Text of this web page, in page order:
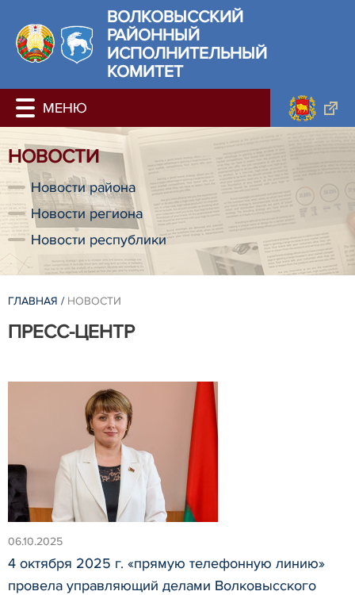
ВОЛКОВЫССКИЙ
РАЙОННЫЙ
ИСПОЛНИТЕЛЬНЫЙ
КОМИТЕТ
НОВОСТИ
Новости района
Новости региона
Новости республики
ГЛАВНАЯ / НОВОСТИ
ПРЕСС-ЦЕНТР
06.10.2025
4 октября 2025 г. «прямую телефонную линию»
провела управляющий делами Волковысского